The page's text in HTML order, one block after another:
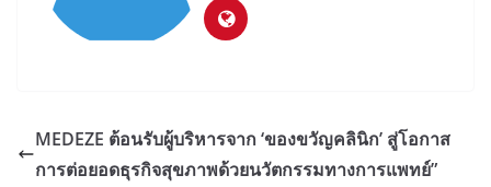
MEDEZE ต้อนรับผู้บริหารจาก ‘ของขวัญคลินิก’ สู่โอกาส
การต่อยอดธุรกิจสุขภาพด้วยนวัตกรรมทางการแพทย์”